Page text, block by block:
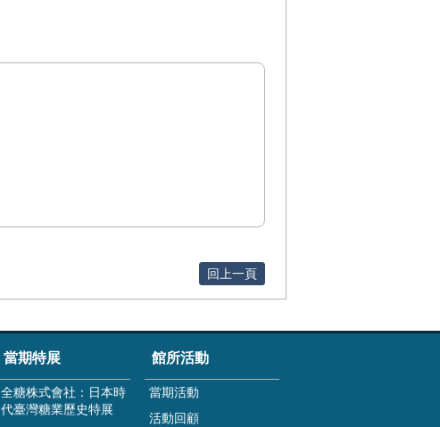
回上一頁
當期特展
全糖株式會社：日本時
代臺灣糖業歷史特展
館所活動
當期活動
活動回顧